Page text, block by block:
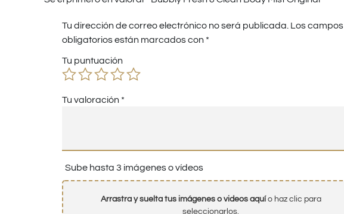
Tu dirección de correo electrónico no será publicada. Los campos
obligatorios están marcados con *
Tu puntuación
Tu valoración *
Sube hasta 3 imágenes o vídeos
Arrastra y suelta tus imágenes o videos aquío haz clic para
seleccionarlos.